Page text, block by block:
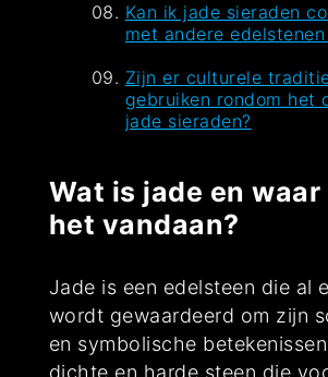
Kan ik jade sieraden
met andere
Zijn er culturele
gebruiken rondom het
jade sieraden?
Wat is jade en waar
het vandaan?
Jade is een edelsteen die al
wordt gewaardeerd om zijn
en symbolische